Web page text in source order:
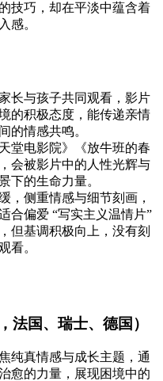
技巧，却在平淡中蕴含着
感。
家长与孩子共同观看，影片
的积极态度，能传递亲情
的情感共鸣。
堂电影院》《放牛班的春
会被影片中的人性光辉与
下的生命力量。
，侧重情感与细节刻画，
合偏爱 “写实主义温情片”
但基调积极向上，没有刻
看。
法国、瑞士、德国）
纯真情感与成长主题，通
愈的力量，展现困境中的